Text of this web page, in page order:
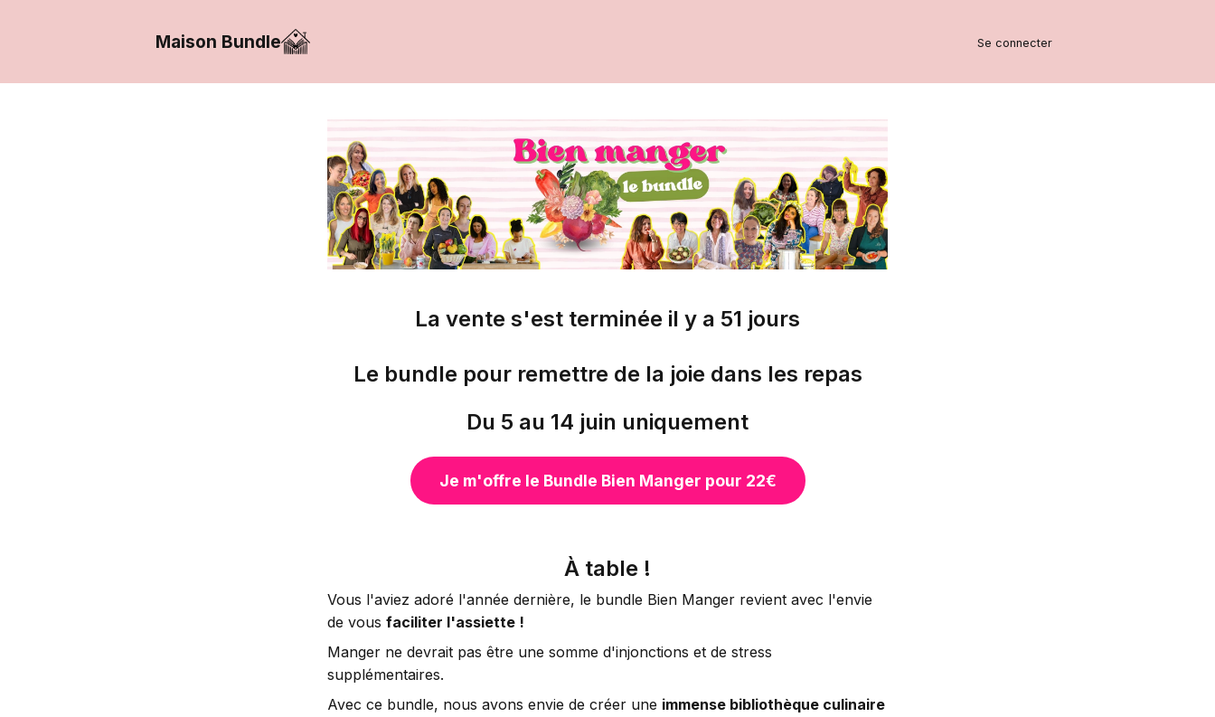
Maison Bundle Se connecter
La vente s'est terminée il y a 51 jours
Le bundle pour remettre de la joie dans les repas
Du 5 au 14 juin uniquement
Je m'offre le Bundle Bien Manger pour 22€
À table !
Vous l'aviez adoré l'année dernière, le bundle Bien Manger revient avec l'envie
de vous faciliter l'assiette !
Manger ne devrait pas être une somme d'injonctions et de stress
supplémentaires.
Avec ce bundle, nous avons envie de créer une immense bibliothèque culinaire